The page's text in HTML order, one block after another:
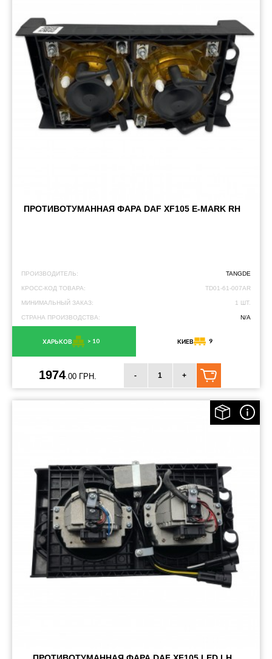
ПРОТИВОТУМАННАЯ ФАРА DAF XF105 E-MARK RH
ПРОИЗВОДИТЕЛЬ: TANGDE
КРОСС-КОД ТОВАРА: TD01-61-007AR
МИНИМАЛЬНЫЙ ЗАКАЗ: 1 ШТ.
СТРАНА ПРОИЗВОДСТВА: N/A
ХАРЬКОВ > 10 КИЕВ 9
1974 .00 ГРН. - +